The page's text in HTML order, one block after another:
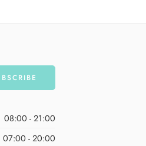
08:00 - 21:00
07:00 - 20:00